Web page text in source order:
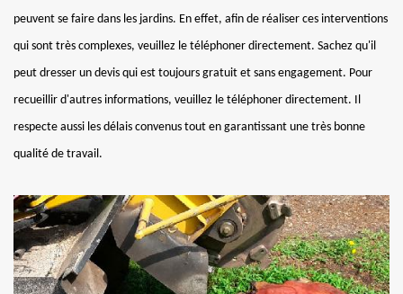
peuvent se faire dans les jardins. En effet, afin de réaliser ces interventions
qui sont très complexes, veuillez le téléphoner directement. Sachez qu'il
peut dresser un devis qui est toujours gratuit et sans engagement. Pour
recueillir d'autres informations, veuillez le téléphoner directement. Il
respecte aussi les délais convenus tout en garantissant une très bonne
qualité de travail.